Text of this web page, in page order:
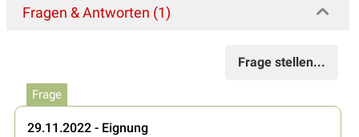
Fragen & Antworten (1)
Frage stellen...
Frage
29.11.2022 - Eignung